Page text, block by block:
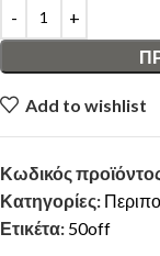
Add to wishlist
Κωδικός
Κατηγορίες:
Ετικέτα: 50off